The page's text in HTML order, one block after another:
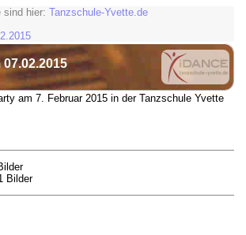
sind hier: Tanzschule-Yvette.de
am 7. Februar 2015 in der Tanzschule Yvette
Bilder